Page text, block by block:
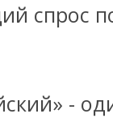
спрос
-